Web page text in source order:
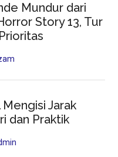
Mundur dari
Story 13, Tur
Jarak
dan Praktik